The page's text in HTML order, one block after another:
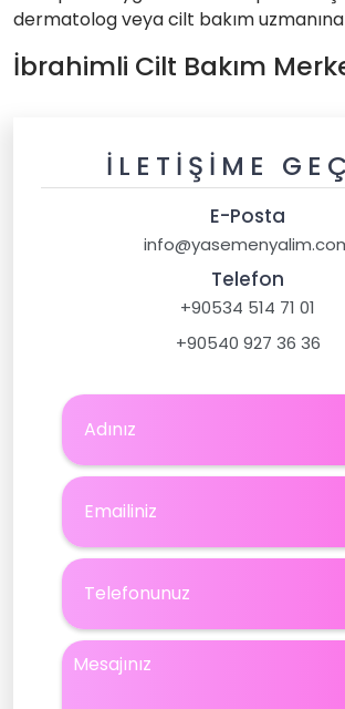
dermatolog veya cilt bakım uzmanına
İbrahimli Cilt Bakım
İLETIŞIME
E-Posta
Telefon
+90534 514 71 01
+90540 927 36 36